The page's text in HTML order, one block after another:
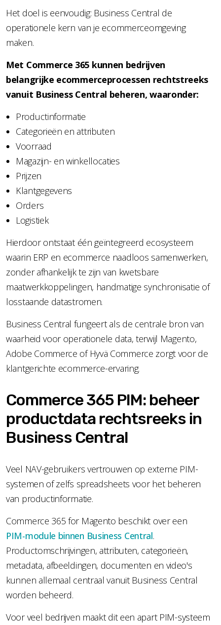
Het doel is eenvoudig: Business Central de
operationele kern van je ecommerceomgeving
maken.
Met Commerce 365 kunnen bedrijven
belangrijke ecommerceprocessen rechtstreeks
vanuit Business Central beheren, waaronder:
Productinformatie
Categorieën en attributen
Voorraad
Magazijn- en winkellocaties
Prijzen
Klantgegevens
Orders
Logistiek
Hierdoor ontstaat één geïntegreerd ecosysteem
waarin ERP en ecommerce naadloos samenwerken,
zonder afhankelijk te zijn van kwetsbare
maatwerkkoppelingen, handmatige synchronisatie of
losstaande datastromen.
Business Central fungeert als de centrale bron van
waarheid voor operationele data, terwijl Magento,
Adobe Commerce of Hyvä Commerce zorgt voor de
klantgerichte ecommerce-ervaring.
Commerce 365 PIM: beheer
productdata rechtsreeks in
Business Central
Veel NAV-gebruikers vertrouwen op externe PIM-
systemen of zelfs spreadsheets voor het beheren
van productinformatie.
Commerce 365 for Magento beschikt over een
PIM-module binnen Business Central.
Productomschrijvingen, attributen, categorieën,
metadata, afbeeldingen, documenten en video's
kunnen allemaal centraal vanuit Business Central
worden beheerd.
Voor veel bedrijven maakt dit een apart PIM-systeem